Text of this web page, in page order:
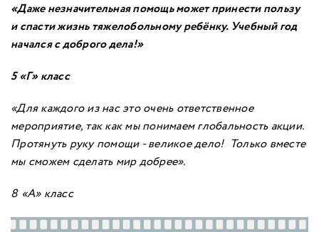
«Даже незначительная помощь может принести пользу
и спасти жизнь тяжелобольному ребёнку. Учебный год
начался с доброго дела!»
5 «Г» класс
«Для каждого из нас это очень ответственное
мероприятие, так как мы понимаем глобальность акции.
Протянуть руку помощи - великое дело! Только вместе
мы сможем сделать мирдобрее».
8 «А» класс